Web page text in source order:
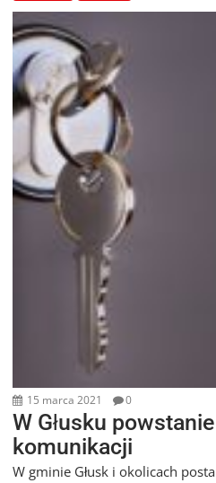
15 marca 2021 0
W Głusku
komunikacji
W gminie Głusk i okolicach